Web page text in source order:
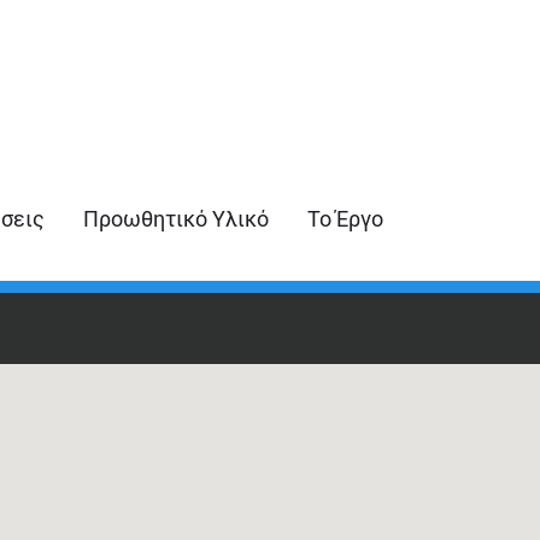
Προωθητικό Υλικό Το Έργο